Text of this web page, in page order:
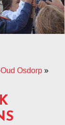
Osdorp»